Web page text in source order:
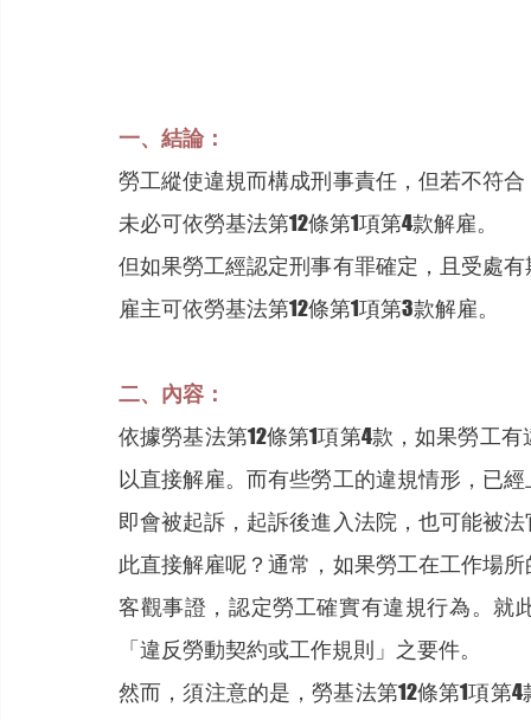
一、結論：
勞工縱使違規而構成刑事責任，但若不符
未必可依勞基法第12條第1項第4款解雇。
但如果勞工經認定刑事有罪確定，且受處
雇主可依勞基法第12條第1項第3款解雇。
二、內容：
依據勞基法第12條第1項第4款，如果勞工
以直接解雇。而有些勞工的違規情形，已
即會被起訴，起訴後進入法院，也可能被
此直接解雇呢？通常，如果勞工在工作場
客觀事證，認定勞工確實有違規行為。就
「違反勞動契約或工作規則」之要件。
然而，須注意的是，勞基法第12條第1項第